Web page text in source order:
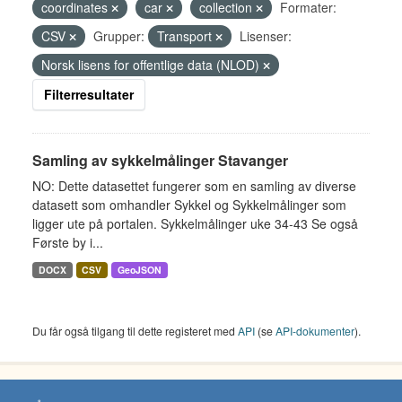
coordinates
car collection
Formater:
CSV
Grupper: Transport
Lisenser:
Norsk lisens for offentlige data (NLOD)
Filterresultater
Samling av sykkelmålinger Stavanger
NO: Dette datasettet fungerer som en samling av diverse
datasett som omhandler Sykkel og Sykkelmålinger som
ligger ute på portalen. Sykkelmålinger uke 34-43 Se også
Første by i...
DOCX CSV GeoJSON
Du får også tilgang til dette registeret med API (seAPI-dokumenter).